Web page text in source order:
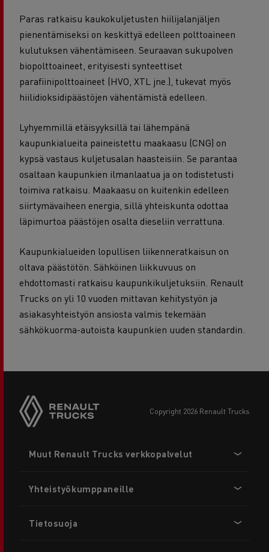
Paras ratkaisu kaukokuljetusten hiilijalanjäljen
pienentämiseksi on keskittyä edelleen polttoaineen
kulutuksen vähentämiseen. Seuraavan sukupolven
biopolttoaineet, erityisesti synteettiset
parafiinipolttoaineet (HVO, XTL jne.), tukevat myös
hiilidioksidipäästöjen vähentämistä edelleen.
Lyhyemmillä etäisyyksillä tai lähempänä
kaupunkialueita paineistettu maakaasu (CNG) on
kypsä vastaus kuljetusalan haasteisiin. Se parantaa
osaltaan kaupunkien ilmanlaatua ja on todistetusti
toimiva ratkaisu. Maakaasu on kuitenkin edelleen
siirtymävaiheen energia, sillä yhteiskunta odottaa
läpimurtoa päästöjen osalta dieseliin verrattuna.
Kaupunkialueiden lopullisen liikenneratkaisun on
oltava päästötön. Sähköinen liikkuvuus on
ehdottomasti ratkaisu kaupunkikuljetuksiin. Renault
Trucks on yli 10 vuoden mittavan kehitystyön ja
asiakasyhteistyön ansiosta valmis tekemään
sähkökuorma-autoista kaupunkien uuden standardin.
copyright 2026 Renault Trucks
menu
Muut Renault Trucks verkkopalvelut
Yhteistyökumppaneille
Tietosuoja